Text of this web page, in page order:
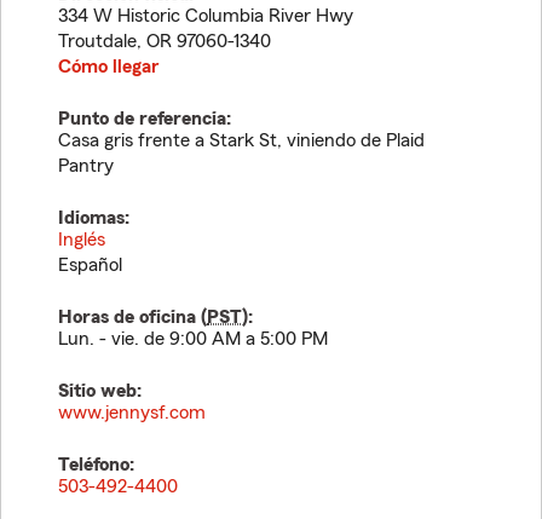
334 W Historic Columbia River Hwy
Troutdale, OR 97060-1340
Cómo llegar
Punto de referencia:
Casa gris frente a Stark St, viniendo de Plaid
Pantry
Idiomas:
Inglés
Español
Horas de oficina (PST):
Lun. - vie. de 9:00 AM a 5:00 PM
Sitio web:
www.jennysf.com
Teléfono:
503-492-4400